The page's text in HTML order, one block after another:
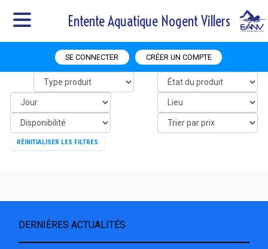
Entente Aquatique Nogent Villers
SE CONNECTER CRÉER UN COMPTE
RÉINITIALISER LES FILTRES
DERNIÈRES ACTUALITÉS